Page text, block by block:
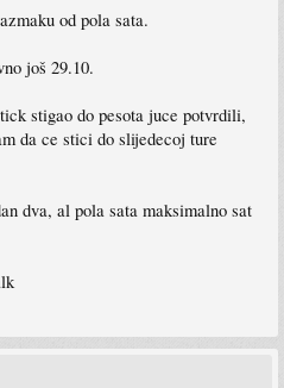
od pola sata.
još 29.10.
stigao do pesota juce potvrdili,
da ce stici do slijedecoj ture
dva, al pola sata maksimalno sat